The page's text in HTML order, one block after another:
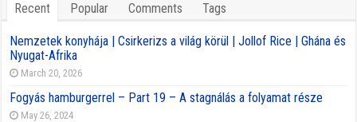
Recent Popular Comments Tags
Nemzetek konyhája | Csirkerizs a világ körül | Jollof Rice | Ghána és
Nyugat-Afrika
March 20, 2026
Fogyás hamburgerrel – Part 19 – A stagnálás a folyamat része
May 26, 2024